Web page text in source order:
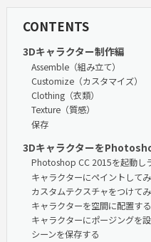
CONTENTS
3Dキャラクター制作編
Assemble（組み立て）
Customize（カスタマイズ）
Clothing（衣類）
Texture（質感）
保存
3Dキャラクターを
Photoshop CC 2015を起動し
キャラクターにペイントして
カスタムテクスチャをつけて
キャラクターを空間に配置する
キャラクターにポージングを
シーンを保存する